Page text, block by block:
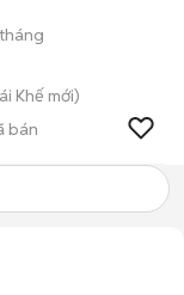
tháng
Khế mới)
bán